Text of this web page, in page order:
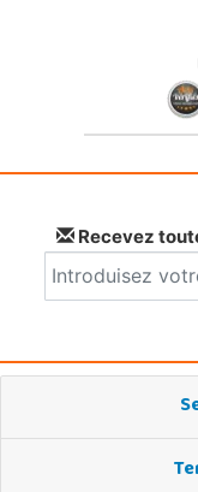
Recevez